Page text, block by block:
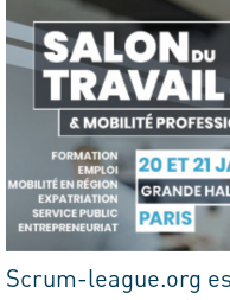
Scrum-league.org